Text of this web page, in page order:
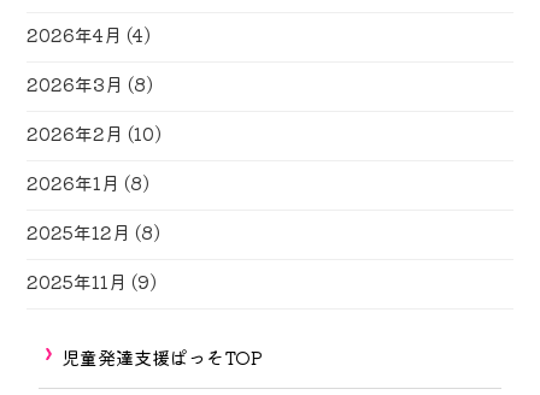
2026年4月 (4)
2026年3月 (8)
2026年2月 (10)
2026年1月 (8)
2025年12月 (8)
2025年11月 (9)
児童発達支援ぱっそTOP